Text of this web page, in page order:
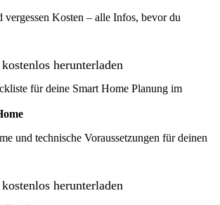
vergessen Kosten – alle Infos, bevor du
kostenlos herunterladen
und technische Voraussetzungen für deinen
kostenlos herunterladen